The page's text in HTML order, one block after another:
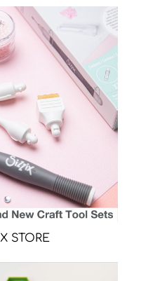
STORE